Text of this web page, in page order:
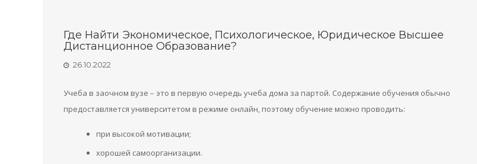
Где Найти Экономическое, Психологическое, Юридическое Высшее
Дистанционное Образование?
26.10.2022
Учеба в заочном вузе – это в первую очередь учеба дома за партой. Содержание обучения обычно
предоставляется университетом в режиме онлайн, поэтому обучение можно проводить:
при высокой мотивации;
хорошей самоорганизации.